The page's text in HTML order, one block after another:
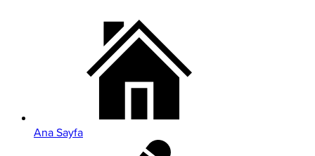
Ana Sayfa